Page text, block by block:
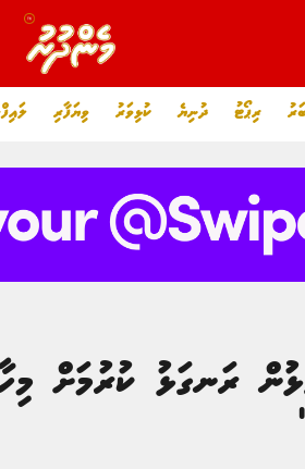
ރިޕޯޓު ދުނިޔެ ކުޅިވަރު ވިޔަފާރި
ރަނގަޅު ކުރުމަށް